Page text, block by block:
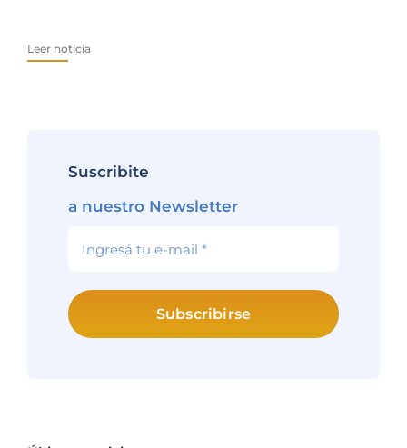
Leer noticia
Suscribite
a nuestro Newsletter
Subscribirse